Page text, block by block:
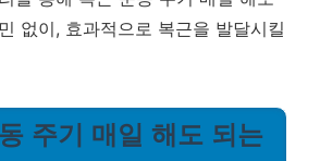
없이, 효과적으로 복근을 발달시킬
주기 매일 해도 되는